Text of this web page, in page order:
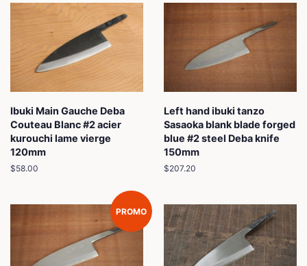
Ibuki Main Gauche Deba
Couteau Blanc #2 acier
kurouchi lame vierge
120mm
Prix
$58.00
Left hand ibuki tanzo
Sasaoka blank blade forged
blue #2 steel Deba knife
150mm
Prix
$207.20
PROMO